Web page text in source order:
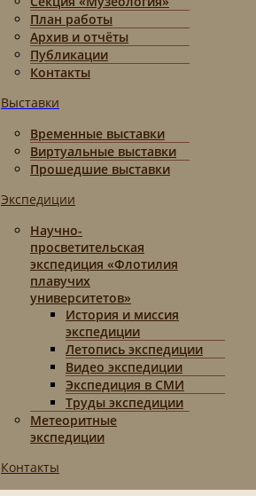
План работы
Архив и отчёты
Публикации
Контакты
Выставки
Временные выставки
Виртуальные выставки
Прошедшие выставки
Экспедиции
Научно-
просветительская
экспедиция «Флотилия
плавучих
университетов»
История и миссия
экспедиции
Летопись экспедиции
Видео экспедиции
Экспедиция в СМИ
Труды экспедиции
Метеоритные
экспедиции
Контакты